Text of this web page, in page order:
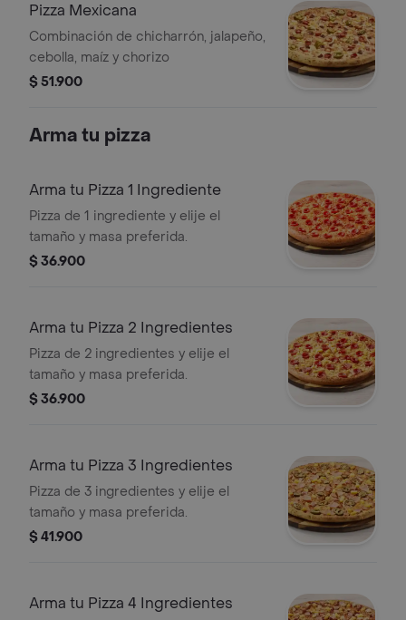
Pizza Mexicana
Combinación de chicharrón, jalapeño,
cebolla, maíz y chorizo
$ 51.900
Arma tu pizza
Arma tu Pizza 1 Ingrediente
Pizza de 1 ingrediente y elije el
tamaño y masa preferida.
$ 36.900
Arma tu Pizza 2 Ingredientes
Pizza de 2 ingredientes y elije el
tamaño y masa preferida.
$ 36.900
Arma tu Pizza 3 Ingredientes
Pizza de 3 ingredientes y elije el
tamaño y masa preferida.
$ 41.900
Arma tu Pizza 4 Ingredientes